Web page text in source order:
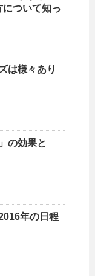
について知っ
は様々あり
の効果と
年の日程